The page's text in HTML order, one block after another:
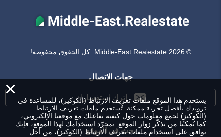
© Middle-East Realestate 2026. كل الحقوق محفوظة!
جهات الاتصال
اترك استفسارك
بحث في الموقع
×
يستخدم هذا الموقع ملفات تعريف الارتباط (الكوكيز)، للمساعدة في
تزويدك بأفضل تجربة ممكنة. تُستخدم ملفات تعريف الارتباط
(الكوكيز) لجمع معلومات حول كيفية تفاعلك مع موقعنا الإلكتروني،
كما تُمكنّنا من تذكّر زوار الموقع. بمجرّد استخدامك لهذا الموقع، فإنك
توافق على استخدام ملفات تعريف الارتباط (الكوكيز)، من أجل